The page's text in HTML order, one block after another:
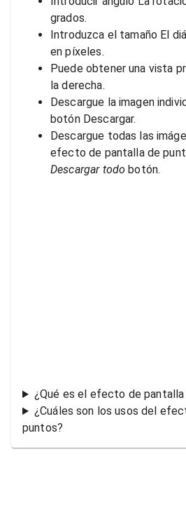
grados.
Introduzca el tamaño El
en píxeles.
Puede obtener una vista
la derecha.
Descargue la imagen
botón Descargar.
Descargue todas las
efecto de pantalla de
Descargar todo botón.
¿Qué es el efecto de
¿Cuáles son los usos del
puntos?